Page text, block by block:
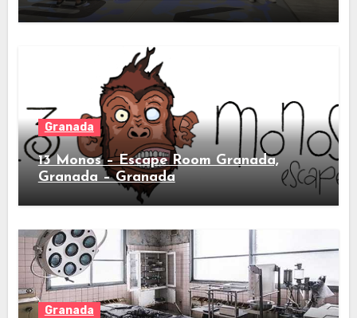
Granada
13 Monos – Escape Room Granada,
Granada – Granada
Granada